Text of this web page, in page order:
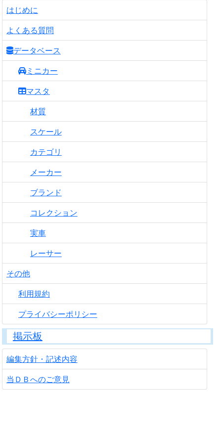
はじめに
よくある質問
データベース
ミニカー
マスタ
材質
スケール
カテゴリ
メーカー
ブランド
コレクション
実車
レーサー
その他
利用規約
プライバシーポリシー
掲示板
編集方針・記述内容
当ＤＢへのご意見